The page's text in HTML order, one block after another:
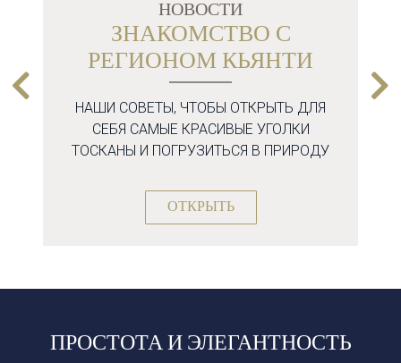
НОВОСТИ
ЗНАКОМСТВО С
РЕГИОНОМ КЬЯНТИ
НАШИ СОВЕТЫ, ЧТОБЫ ОТКРЫТЬ ДЛЯ
СЕБЯ САМЫЕ КРАСИВЫЕ УГОЛКИ
ТОСКАНЫ И ПОГРУЗИТЬСЯ В ПРИРОДУ
ОТКРЫТЬ
ПРОСТОТА И ЭЛЕГАНТНОСТЬ